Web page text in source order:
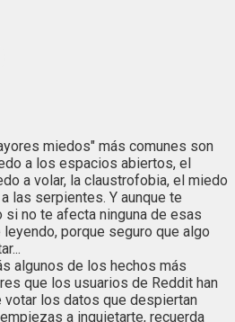
miedos" más comunes son
a los espacios abiertos, el
a volar, la claustrofobia, el miedo
las serpientes. Y aunque te
no te afecta ninguna de esas
porque seguro que algo
algunos de los hechos más
que los usuarios de Reddit han
votar los datos que despiertan
a inquietarte, recuerda